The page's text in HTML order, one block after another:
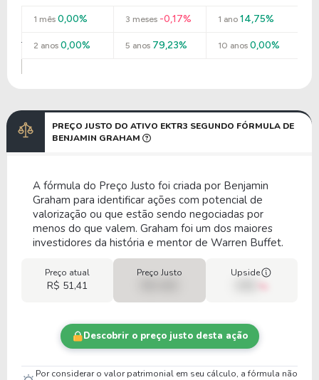
1 mês 0,00% 3 meses -0,17% 1 ano14,75%
2 anos 0,00% 5 anos 79,23% 10 anos0,00%
PREÇO JUSTO DO ATIVO EKTR3 SEGUNDO FÓRMULA DE
BENJAMIN GRAHAM
A fórmula do Preço Justo foi criada por Benjamin
Graham para identificar ações com potencial de
valorização ou que estão sendo negociadas por
menos do que valem. Graham foi um dos maiores
investidores da história e mentor de Warren Buffet.
Preço atual
R$ 51,41
Preço Justo Upside
Descobrir o preço justo desta ação
Por considerar o valor patrimonial em seu cálculo, a fórmula não